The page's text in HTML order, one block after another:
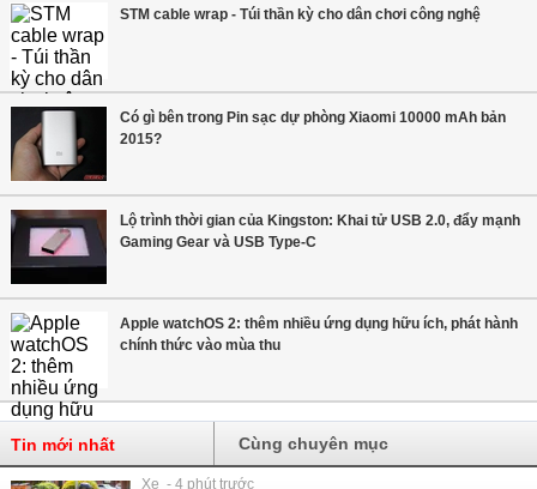
STM cable wrap - Túi thần kỳ cho dân chơi công nghệ
Có gì bên trong Pin sạc dự phòng Xiaomi 10000 mAh bản
2015?
Lộ trình thời gian của Kingston: Khai tử USB 2.0, đẩy mạnh
Gaming Gear và USB Type-C
Apple watchOS 2: thêm nhiều ứng dụng hữu ích, phát hành
chính thức vào mùa thu
Tin mới nhất Cùng chuyên mục
Xe - 4 phút trước